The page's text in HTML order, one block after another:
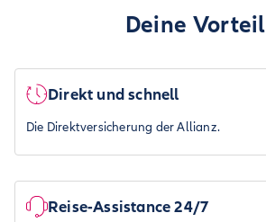
Deine
Direkt und schnell
Die Direktversicherung der Allianz.
Reise-Assistance 24/7